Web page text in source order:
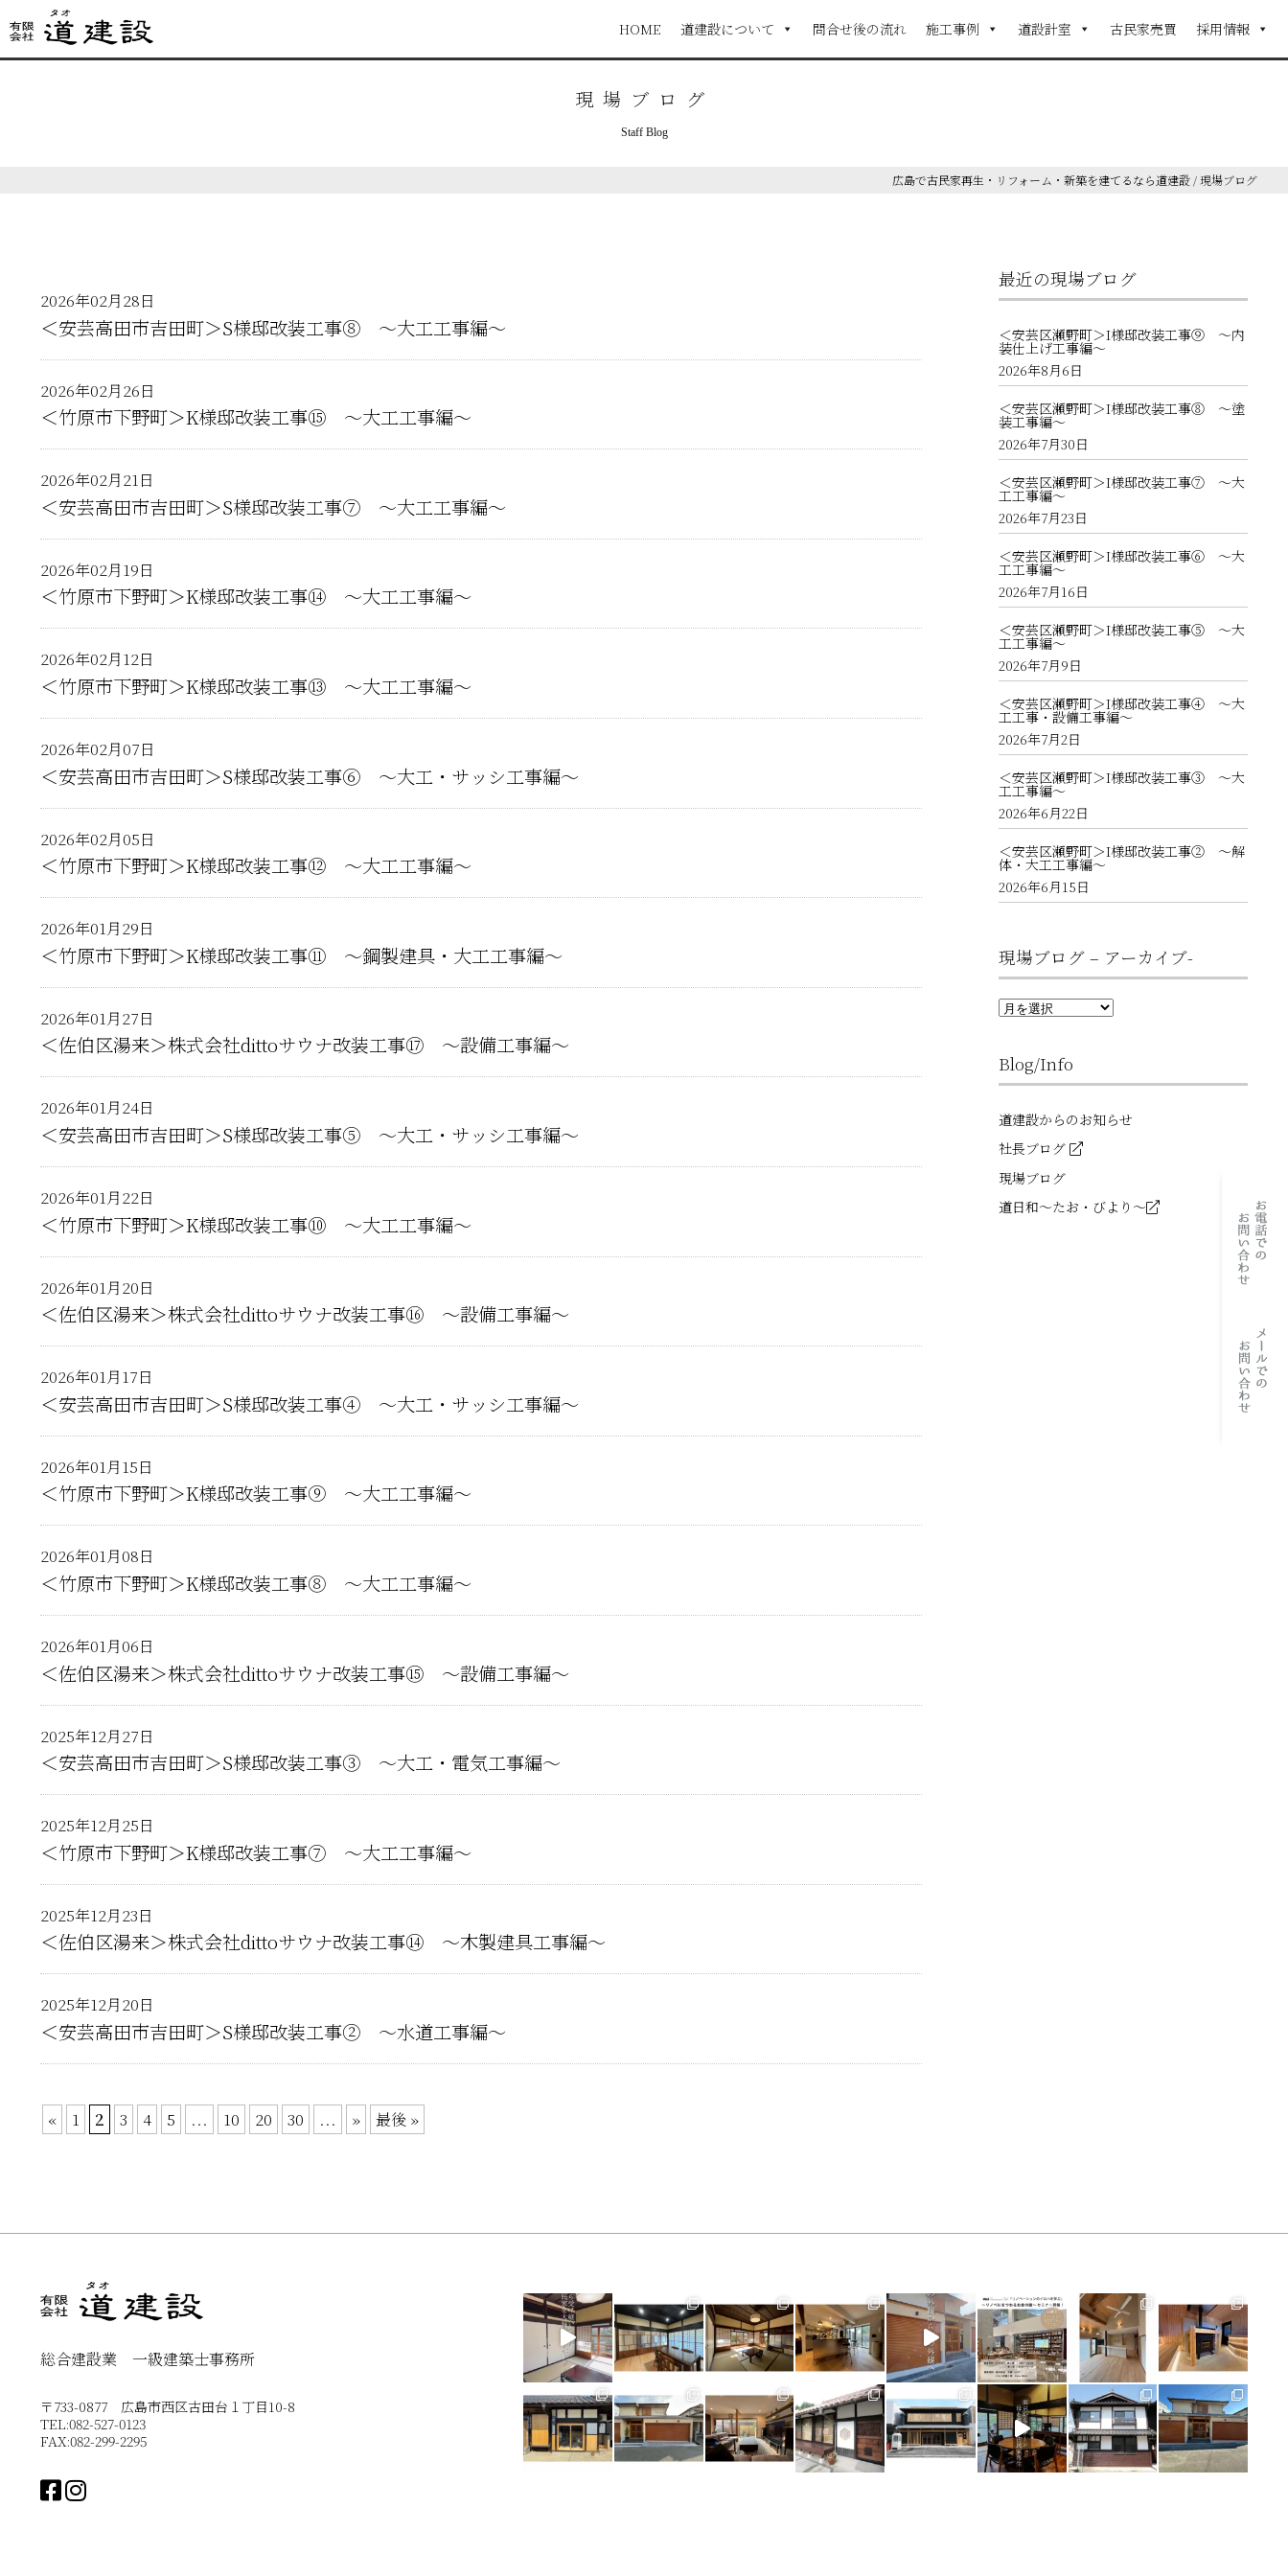
HOME 道建設について 問合せ後の流れ 施工事例 道設計室 古民家売買 採用情報
現場ブログ
Staff Blog
広島で古民家再生・リフォーム・新築を建てるなら道建設 /現場ブログ
2026年02月28日
＜安芸高田市吉田町＞S様邸改装工事⑧ ～大工工事編～
2026年02月26日
＜竹原市下野町＞K様邸改装工事⑮ ～大工工事編～
2026年02月21日
＜安芸高田市吉田町＞S様邸改装工事⑦ ～大工工事編～
2026年02月19日
＜竹原市下野町＞K様邸改装工事⑭ ～大工工事編～
2026年02月12日
＜竹原市下野町＞K様邸改装工事⑬ ～大工工事編～
2026年02月07日
＜安芸高田市吉田町＞S様邸改装工事⑥ ～大工・サッシ工事編～
2026年02月05日
＜竹原市下野町＞K様邸改装工事⑫ ～大工工事編～
2026年01月29日
＜竹原市下野町＞K様邸改装工事⑪ ～鋼製建具・大工工事編～
2026年01月27日
＜佐伯区湯来＞株式会社dittoサウナ改装工事⑰ ～設備工事編～
2026年01月24日
＜安芸高田市吉田町＞S様邸改装工事⑤ ～大工・サッシ工事編～
2026年01月22日
＜竹原市下野町＞K様邸改装工事⑩ ～大工工事編～
2026年01月20日
＜佐伯区湯来＞株式会社dittoサウナ改装工事⑯ ～設備工事編～
2026年01月17日
＜安芸高田市吉田町＞S様邸改装工事④ ～大工・サッシ工事編～
2026年01月15日
＜竹原市下野町＞K様邸改装工事⑨ ～大工工事編～
2026年01月08日
＜竹原市下野町＞K様邸改装工事⑧ ～大工工事編～
2026年01月06日
＜佐伯区湯来＞株式会社dittoサウナ改装工事⑮ ～設備工事編～
2025年12月27日
＜安芸高田市吉田町＞S様邸改装工事③ ～大工・電気工事編～
2025年12月25日
＜竹原市下野町＞K様邸改装工事⑦ ～大工工事編～
2025年12月23日
＜佐伯区湯来＞株式会社dittoサウナ改装工事⑭ ～木製建具工事編～
2025年12月20日
＜安芸高田市吉田町＞S様邸改装工事② ～水道工事編～
« 1 2 3 4 5 ... 10 20 30 ... » 最後 »
最近の現場ブログ
＜安芸区瀬野町＞I様邸改装工事⑨ ～内
装仕上げ工事編～
2026年8月6日
＜安芸区瀬野町＞I様邸改装工事⑧ ～塗
装工事編～
2026年7月30日
＜安芸区瀬野町＞I様邸改装工事⑦ ～大
工工事編～
2026年7月23日
＜安芸区瀬野町＞I様邸改装工事⑥ ～大
工工事編～
2026年7月16日
＜安芸区瀬野町＞I様邸改装工事⑤ ～大
工工事編～
2026年7月9日
＜安芸区瀬野町＞I様邸改装工事④ ～大
工工事・設備工事編～
2026年7月2日
＜安芸区瀬野町＞I様邸改装工事③ ～大
工工事編～
2026年6月22日
＜安芸区瀬野町＞I様邸改装工事② ～解
体・大工工事編～
2026年6月15日
現場ブログ – アーカイブ-
現
場
グ
–
ー
カ
イ
ブ-
Blog/Info
道建設からのお知らせ
社長ブログ
現場ブログ
道日和～たお・びより～
総合建設業 一級建築士事務所
〒733-0877 広島市西区古田台１丁目10-8
TEL:082-527-0123
FAX:082-299-2295